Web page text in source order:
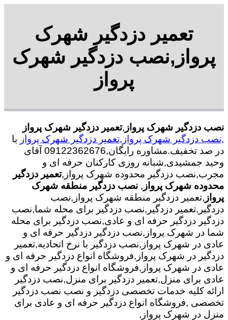
تعمیر دزدگیر شهرک
پرواز,نصب دزدگیر شهرک
پرواز
نصب دزدگیر شهرک پرواز ,تعمیر دزدگیر شهرک پرواز
,نصب دزدگیر شهرک پرواز ,تعمیر دزدگیر شهرک پرواز با
در صد تخفیف.مشاوره رایگان,09122362676 آقای
وحید جمشیدی,شبانه روزی کارکنان حرفه ای و
مجرب,نصب دزدگیر محدوده شهرک پرواز,تعمیر دزدگیر
محدوده شهرک پرواز , نصب دزدگیر منطقه شهرک
پرواز ,تعمیر دزدگیر منطقه شهرک پرواز,نصب
دزدگیر,تعمیر دزدگیر,نصب دزدگیر برای محله شما,نصب
دزدگیر دزدگیر حرفه ای و عادی,نصب دزدگیر برای محله
شما در شهرک پرواز,نصب دزدگیر دزدگیر حرفه ای و
عادی در شهرک پرواز,نصب دزدگیر با نرخ اتحادیه,تعمیر
دزدگیر در شهرک پرواز,فروشگاه انواع دزدگیر حرفه ای و
عادی در شهرک پرواز,فروشگاه انواع دزدگیر حرفه ای و
عادی برای منزل,تعمیر دزدگیر برای منزل,نصب دزدگیر
ارائه کلیه خدمات تخصصی دزدگیر و نصب نصب دزدگیر
تخصصی ,فروشگاه انواع دزدگیر حرفه ای و عادی برای
منزل در شهرک پرواز,